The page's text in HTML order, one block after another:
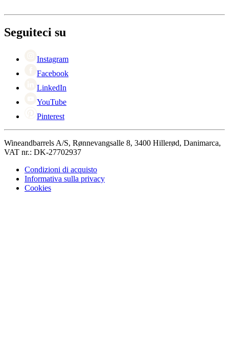
Ritorno
Black Friday
Singles Day
Seguiteci su
Instagram
Facebook
LinkedIn
YouTube
Pinterest
Wineandbarrels A/S, Rønnevangsalle 8, 3400 Hillerød, Danimarca,
VAT nr.: DK-27702937
Condizioni di acquisto
Informativa sulla privacy
Cookies